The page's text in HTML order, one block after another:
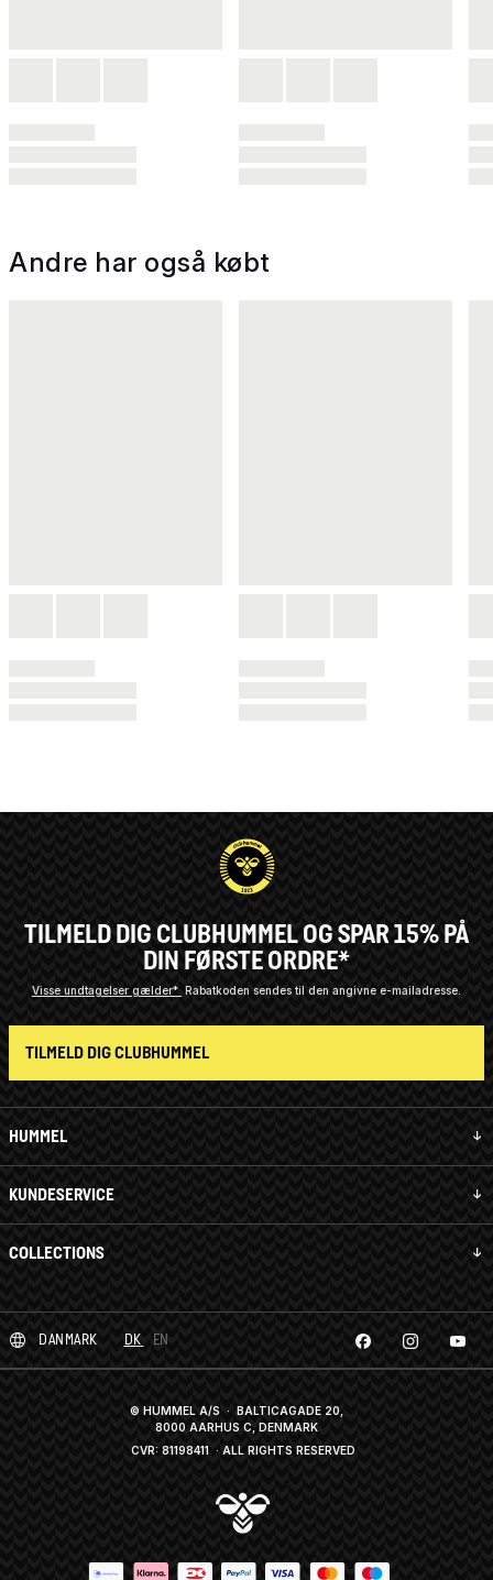
Andre har også købt
HUMMEL
KUNDESERVICE
COLLECTIONS
TILMELD DIG CLUBHUMMEL OG SPAR 15% PÅ
DIN FØRSTE ORDRE*
Visse undtagelser gælder* Rabatkoden sendes til den angivne e-mailadresse.
TILMELD DIG CLUBHUMMEL
DANMARK DK EN
© HUMMEL A/S · BALTICAGADE 20,
8000 AARHUS C, DENMARK
CVR: 81198411 · ALL RIGHTS RESERVED